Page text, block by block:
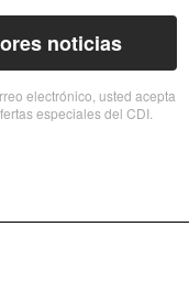
noticias
electrónico, usted acepta
especiales del CDI.